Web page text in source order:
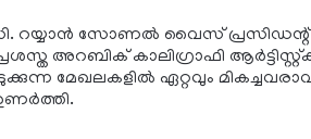
റയ്യാന്‍ സോണല്‍ വൈസ്
അറബിക് കാലിഗ്രാഫി
മേഖലകളില്‍ ഏറ്റവും